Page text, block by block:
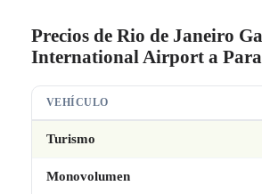
Precios de Rio de Janeiro
International Airport a
VEHÍCULO
Turismo
Monovolumen